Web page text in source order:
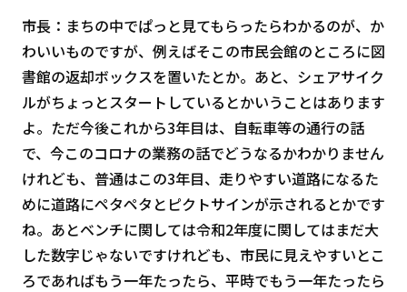
市長：まちの中でぱっと見てもらったらわかるのが、か
わいいものですが、例えばそこの市民会館のところに図
書館の返却ボックスを置いたとか。あと、シェアサイク
ルがちょっとスタートしているとかいうことはあります
よ。ただ今後これから3年目は、自転車等の通行の話
で、今このコロナの業務の話でどうなるかわかりません
けれども、普通はこの3年目、走りやすい道路になるた
めに道路にペタペタとピクトサインが示されるとかです
ね。あとベンチに関しては令和2年度に関してはまだ大
した数字じゃないですけれども、市民に見えやすいとこ
ろであればもう一年たったら、平時でもう一年たったら